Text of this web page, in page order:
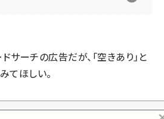
サーチの広告だが、「空きあり」と
てほしい。